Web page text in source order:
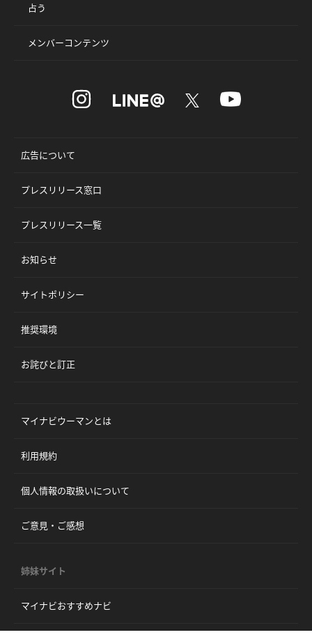
占う
メンバーコンテンツ
広告について
プレスリリース窓口
プレスリリース一覧
お知らせ
サイトポリシー
推奨環境
お詫びと訂正
マイナビウーマンとは
利用規約
個人情報の取扱いについて
ご意見・ご感想
姉妹サイト
マイナビおすすめナビ